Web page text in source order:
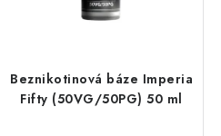
Beznikotinová báze Imperia
Fifty (50VG/50PG) 50 ml